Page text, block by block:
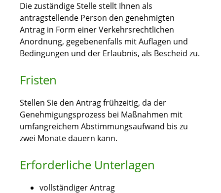
Die zuständige Stelle stellt Ihnen als
antragstellende Person den genehmigten
Antrag in Form einer Verkehrsrechtlichen
Anordnung, gegebenenfalls mit Auflagen und
Bedingungen und der Erlaubnis, als Bescheid zu.
Fristen
Stellen Sie den Antrag frühzeitig, da der
Genehmigungsprozess bei Maßnahmen mit
umfangreichem Abstimmungsaufwand bis zu
zwei Monate dauern kann.
Erforderliche Unterlagen
vollständiger Antrag